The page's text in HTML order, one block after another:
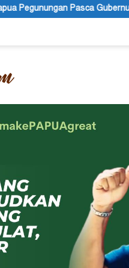
John Tabo Diadukan ke KPK RI